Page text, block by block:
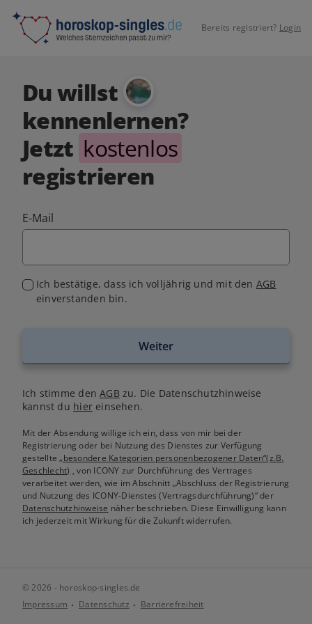
Bereits registriert? Login
Du willst
kennenlernen?
Jetzt kostenlos
registrieren
E-Mail
Ich bestätige, dass ich volljährig und mit den AGB
einverstanden bin.
Weiter
Ich stimme denAGB zu. Die Datenschutzhinweise
kannst du hiereinsehen.
Mit der Absendung willige ich ein, dass von mir bei der
Registrierung oder bei Nutzung des Dienstes zur Verfügung
gestellte„besondere Kategorien personenbezogener Daten“(z.B.
Geschlecht) , von ICONY zur Durchführung des Vertrages
verarbeitet werden, wie im Abschnitt „Abschluss der Registrierung
und Nutzung des ICONY-Dienstes (Vertragsdurchführung)“ der
Datenschutzhinweise näher beschrieben. Diese Einwilligung kann
ich jederzeit mit Wirkung für die Zukunft widerrufen.
© 2026 - horoskop-singles.de
Impressum
Datenschutz Barrierefreiheit